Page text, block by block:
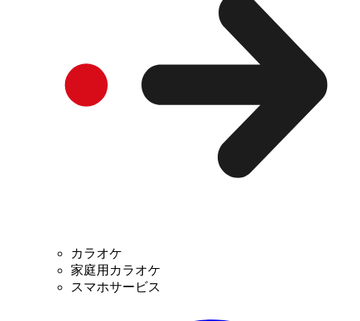
カラオケ
家庭用カラオケ
スマホサービス